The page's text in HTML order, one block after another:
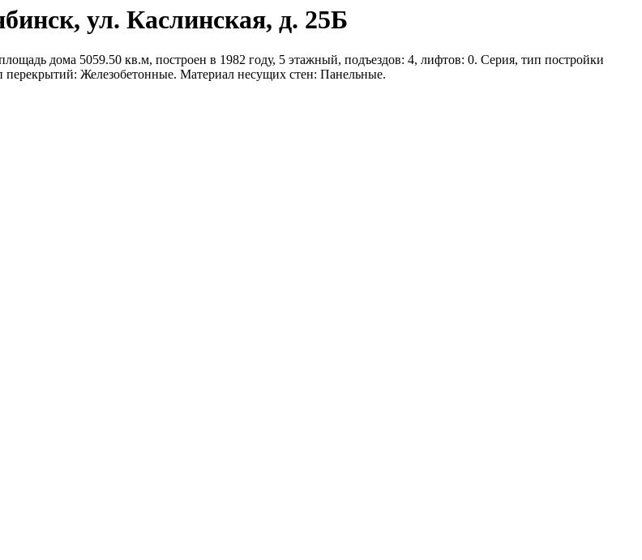
ул. Каслинская, д. 25Б
дома 5059.50 кв.м, построен в 1982 году, 5 этажный, подъездов: 4, лифтов: 0. Серия, тип постройки
перекрытий: Железобетонные. Материал несущих стен: Панельные.